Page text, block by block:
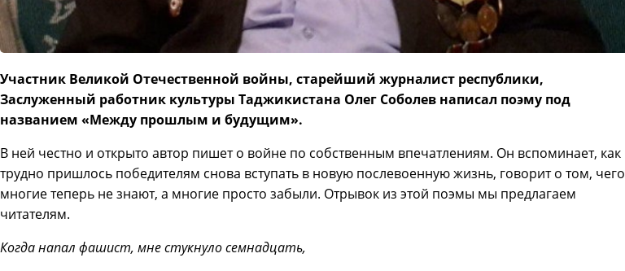
Участник Великой Отечественной войны, старейший журналист республики,
Заслуженный работник культуры Таджикистана Олег Соболев написал поэму под
названием «Между прошлым и будущим».
В ней честно и открыто автор пишет о войне по собственным впечатлениям. Он вспоминает, как
трудно пришлось победителям снова вступать в новую послевоенную жизнь, говорит о том, чего
многие теперь не знают, а многие просто забыли. Отрывок из этой поэмы мы предлагаем
читателям.
Когда напал фашист, мне стукнуло семнадцать,